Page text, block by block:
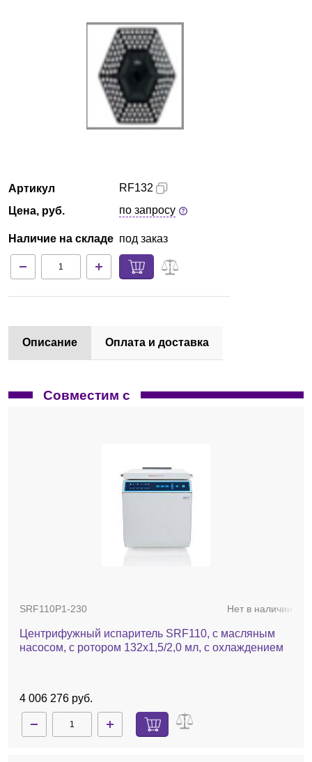
Партнеры
Доставка и оплата
Контакты
Артикул
Цена, руб.
Наличие на складе
RF132
по запросу
под заказ
Описание Оплата и доставка
Совместим с
SRF110P1-230 Нет в наличии
Центрифужный испаритель SRF110, с масляным
насосом, с ротором 132х1,5/2,0 мл, с охлаждением
4 006 276 руб.